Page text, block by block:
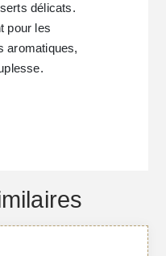
délicats.
pour les
aromatiques,